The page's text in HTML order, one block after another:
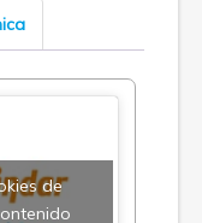
de